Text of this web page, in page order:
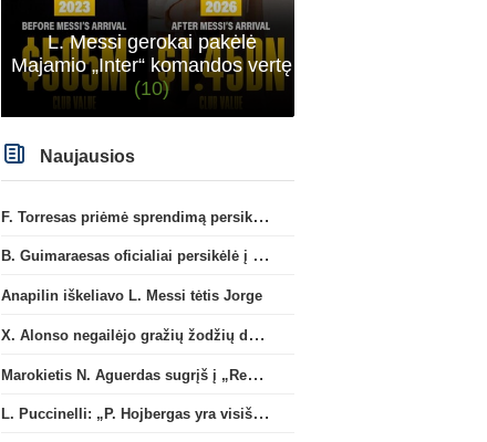
L. Messi gerokai pakėlė
Majamio „Inter“ komandos vertę
(10)
Naujausios
F. Torresas priėmė sprendimą persikelti į PSG ekipą
B. Guimaraesas oficialiai persikėlė į „Arsenal“ klubą
Anapilin iškeliavo L. Messi tėtis Jorge
X. Alonso negailėjo gražių žodžių dabartiniam savo klubui „Chelsea“
Marokietis N. Aguerdas sugrįš į „Real Sociedad“ klubą
L. Puccinelli: „P. Hojbergas yra visiškai susitelkęs darbui Marselyje“